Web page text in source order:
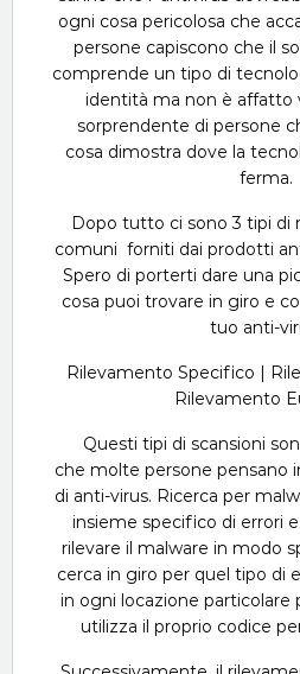
ogni cosa pericolosa che
persone capiscono che il
comprende un tipo di
identità ma non è affatto
sorprendente di persone
cosa dimostra dove la
ferma.
Dopo tutto ci sono 3 tipi di
comuni forniti dai prodotti
Spero di porterti dare una
cosa puoi trovare in giro e
tuo anti-
Rilevamento Specifico |
Rilevamento
Questi tipi di scansioni
che molte persone pensano
di anti-virus. Ricerca per
insieme specifico di errori
rilevare il malware in modo
cerca in giro per quel tipo di
in ogni locazione particolare
utilizza il proprio codice